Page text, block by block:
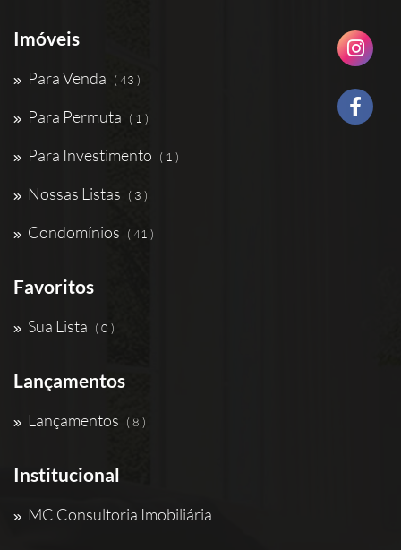
Imóveis
Para Venda ( 43 )
Para Permuta ( 1 )
Para Investimento ( 1 )
Nossas Listas ( 3 )
Condomínios ( 41 )
Favoritos
Sua Lista ( 0 )
Lançamentos
Lançamentos ( 8 )
Institucional
MC Consultoria Imobiliária